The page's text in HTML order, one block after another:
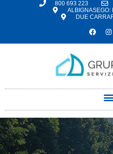
800 693 223
DUE